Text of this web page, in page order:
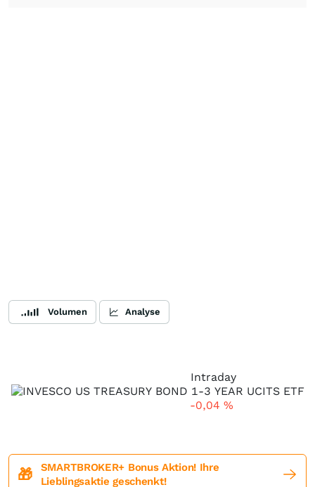
Volumen Analyse
Intraday
-0,04 %
🎁
SMARTBROKER+ Bonus Aktion! Ihre
Lieblingsaktie geschenkt!